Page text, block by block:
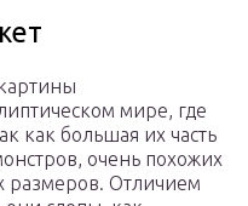
мире, где
как большая их часть
очень похожих
размеров. Отличием